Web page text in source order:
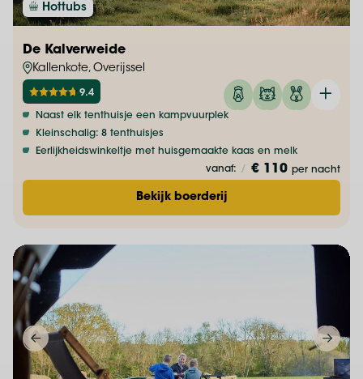
Hottubs
De Kalverweide
Kallenkote, Overijssel
9.4
Naast elk tenthuisje een kampvuurplek
Kleinschalig: 8 tenthuisjes
Eerlijkheidswinkeltje met huisgemaakte kaas en melk
vanaf: / € 110 per nacht
Bekijk boerderij